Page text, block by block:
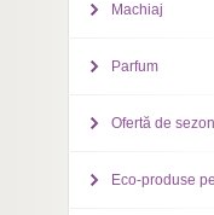
Machiaj
Parfum
Ofertă de sezon
Eco-produse